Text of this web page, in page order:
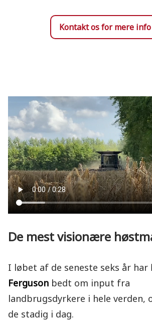
Kontakt os for mere info
De mest visionære
I løbet af de seneste seks år har
Ferguson bedt om input fra
landbrugsdyrkere i hele verden,
de stadig i dag.